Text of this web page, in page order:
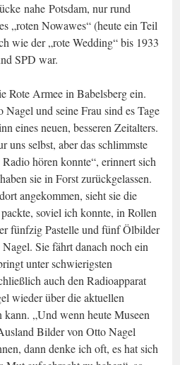
nahe Potsdam, nur rund
„roten Nowawes“ (heute ein Teil
wie der „rote Wedding“ bis 1933
SPD war.
Rote Armee in Babelsberg ein.
und seine Frau sind es Tage
eines neuen, besseren Zeitalters.
uns selbst, aber das schlimmste
hören konnte“, erinnert sich
sie in Forst zurückgelassen.
angekommen, sieht sie die
soviel ich konnte, in Rollen
fünfzig Pastelle und fünf Ölbilder
Sie fährt danach noch ein
unter schwierigsten
auch den Radioapparat
wieder über die aktuellen
„Und wenn heute Museen
Bilder von Otto Nagel
dann denke ich oft, es hat sich